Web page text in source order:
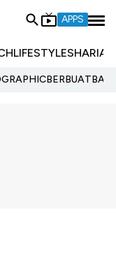
APPS
LIFESTYLESHARIA